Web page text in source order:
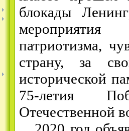
блокады
патриотизма,
страну, за
исторической
75-летия
Отечественной